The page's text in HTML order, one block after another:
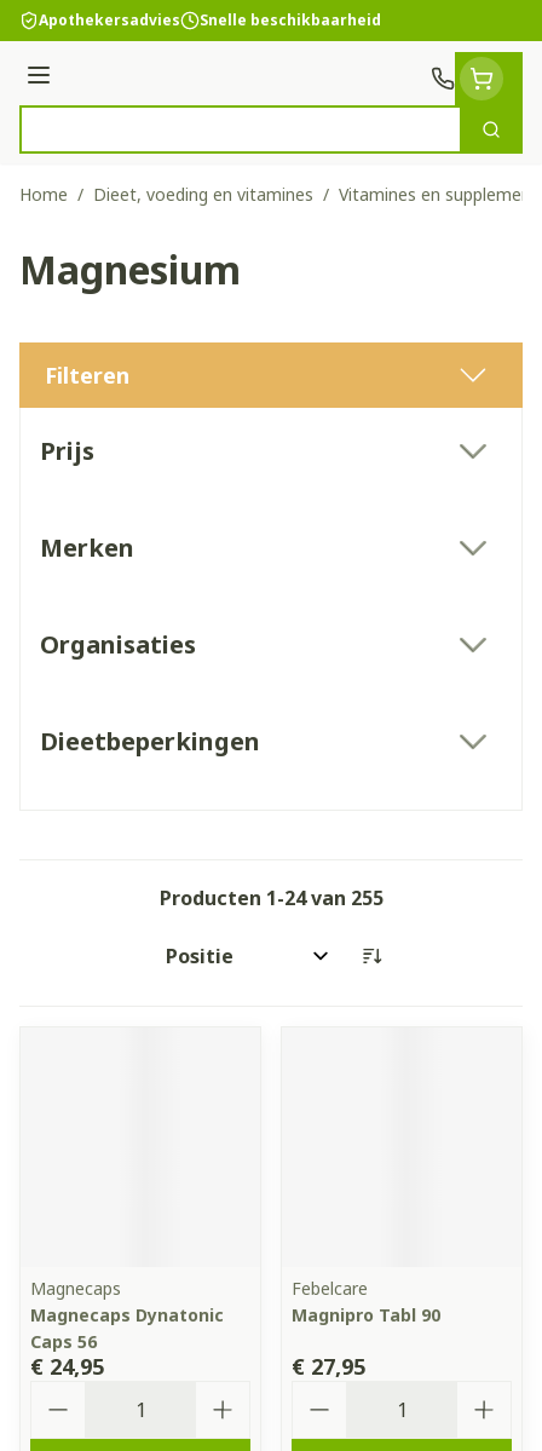
Ga naar de inhoud
Apothekersadvies Snelle beschikbaarheid
Menu
Zoek
Home / Dieet, voeding en vitamines / Vitamines en
Magnesium
Filteren
Prijs
Merken
Organisaties
Dieetbeperkingen
Producten 1-24van 255
Sorteer op:
Magnecaps
Magnecaps Dynatonic
Caps 56
€ 24,95
Febelcare
Magnipro Tabl 90
€ 27,95